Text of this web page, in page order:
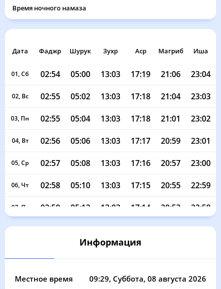
Время ночного намаза
Дата Фаджр Шурук Зухр Аср Магриб Иша
01, Сб 02:54 05:00 13:03 17:19 21:06 23:04
02, Вс 02:55 05:02 13:03 17:18 21:04 23:03
03, Пн 02:55 05:04 13:03 17:18 21:01 23:02
04, Вт 02:56 05:06 13:03 17:17 20:59 23:01
05, Ср 02:57 05:08 13:03 17:16 20:57 23:00
06, Чт 02:58 05:10 13:03 17:15 20:55 22:59
07, Пт 02:59 05:12 13:03 17:14 20:53 22:58
03:00 05:14 13:03 17:13 20:51 22:57
05:18 13:02 17:10 22:54
Информация
Местное время 09:29, Суббота, 08 августа 2026